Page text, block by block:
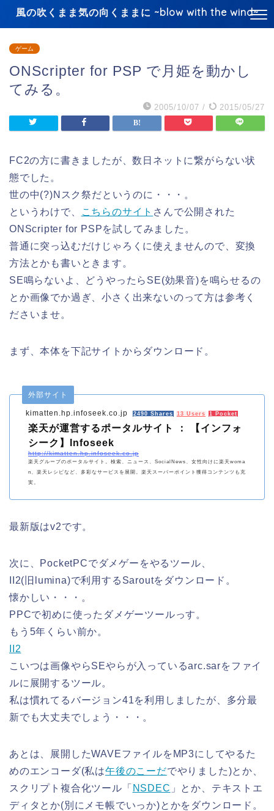
風の吹くまま気の向くままに ~blow with the wind~
ゲーム
ONScripter for PSP で月姫を動かし
てみる。
2005/10/07 / 2015/05/27
FC2の方に書きましたが、数日ネットに繋がらない状
態でした。
世の中(?)Nスク祭だというのに・・・。
というわけで、
こちらのサイト さんで公開された
ONScripter for PSPを試してみました。
普通に突っ込むだけじゃろくに使えませんので、変換
方法とかも書いときます。
SE鳴らないよ、どうやったらSE(効果音)を鳴らせるの
とか画像でか過ぎ、小さく出来ないのって方は参考く
ださいませ。
まず、本体を下記サイトからダウンロード。
kimatten.hp.infoseek.co.jp
外部サイト
2490 Shares 13 Users 1 Pocket
楽天が運営するポータルサイト ： 【インフォ
シーク】Infoseek
http://kimatten.hp.infoseek.co.jp
楽天グループのポータルサイト。検索、ニュース、SocialNews、女性向けに楽天woma
n、楽天レシピなど、多彩なサービスを展開。楽天スーパーポイント獲得コンテンツも充
実。
最新版はv2です。
次に、PocketPCでダメゲーをやるツール、
II2(旧lumina)で利用するSaroutをダウンロード。
懐かしい・・・。
PPCで初めに使ったダメゲーツールっす。
もう5年くらい前か。
II2
こいつは画像やらSEやらが入っているarc.sarをファイ
ルに展開するツール。
私は慣れてるバージョン41を利用しましたが、多分最
新でも大丈夫でしょう・・・。
あとは、展開したWAVEファイルをMP3にしてやるた
めのエンコーダ(私は午後のこーだでやりました)とか、
スクリプト複合化ツール「 NSDEC 」とか、テキストエ
ディタとか(別にメモ帳でいっか)とかをダウンロード。